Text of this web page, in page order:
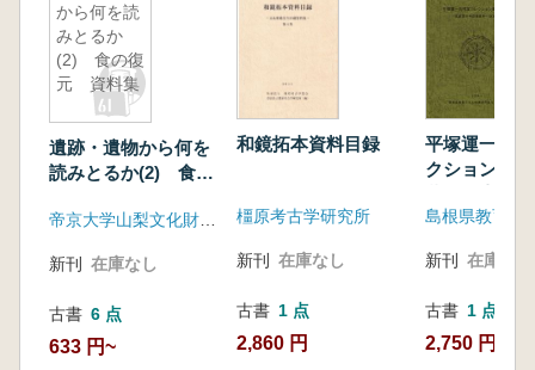
から何を読
みとるか
(2) 食の復
元 資料集
遺跡・遺物から何を
読みとるか(2) 食の
新刊 在庫なし
古書 6 点
633 円~
和鏡拓本資料目録
橿原考古学研究所
新刊 在庫なし
古書 1 点
2,860 円
平塚運一古
クション資
鐙瓦編
新刊 在庫なし
古書 1 点
2,750 円